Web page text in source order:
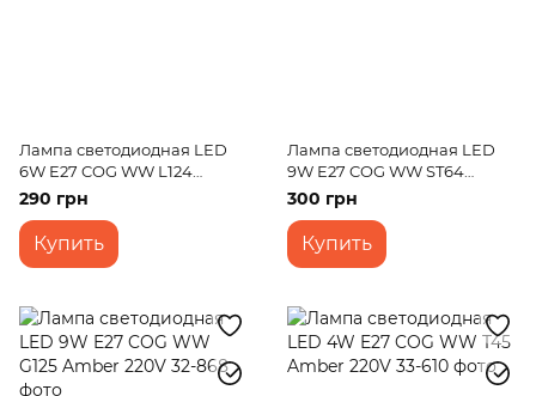
Лампа светодиодная LED
6W E27 COG WW L124
Amber 220V
290 грн
Купить
Лампа светодиодная LED
9W E27 COG WW ST64
Amber 220V
300 грн
Купить